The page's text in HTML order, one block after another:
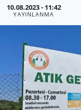
10.08.2023 - 11:42
YAYINLANMA
EKONOMİ
GÜNDEM
HABERDE
Son Dakika